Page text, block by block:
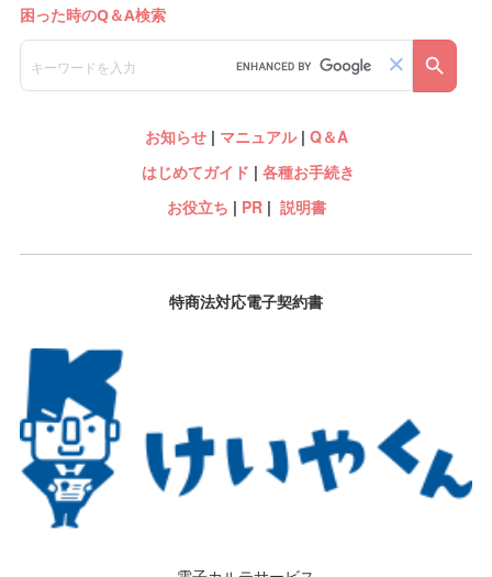
お知らせ| マニュアル| Q＆A
はじめてガイド | 各種お手続き
お役立ち | PR| 説明書
特商法対応電子契約書